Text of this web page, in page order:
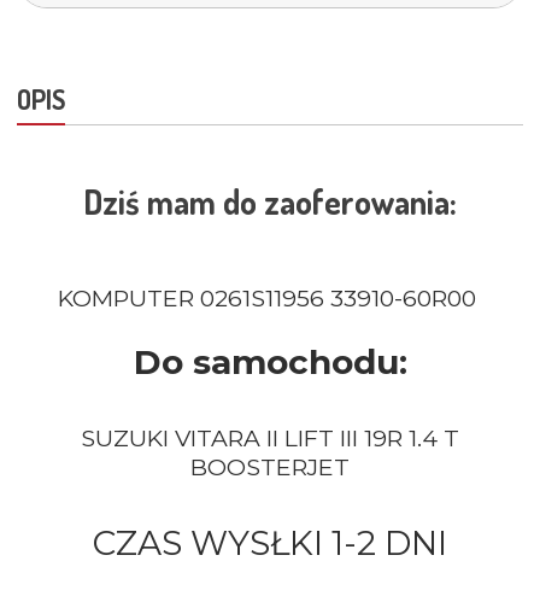
OPIS
Dziś mam do zaoferowania:
KOMPUTER 0261S11956 33910-60R00
Do samochodu:
SUZUKI VITARA II LIFT III 19R 1.4 T
BOOSTERJET
CZAS WYSŁKI 1-2 DNI